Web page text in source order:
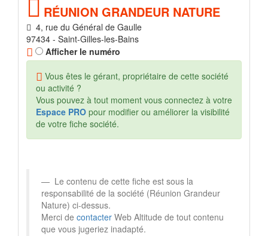
RÉUNION GRANDEUR NATURE
4, rue du Général de Gaulle
97434 - Saint-Gilles-les-Bains
Afficher le numéro
Vous êtes le gérant, propriétaire de cette société
ou activité ?
Vous pouvez à tout moment vous connectez à votre
Espace PRO pour modifier ou améliorer la visibilité
de votre fiche société.
Le contenu de cette fiche est sous la
responsabilité de la société (Réunion Grandeur
Nature) ci-dessus.
Merci de contacter Web Altitude de tout contenu
que vous jugeriez inadapté.